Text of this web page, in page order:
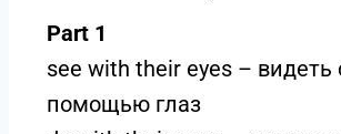
Part 1
see with their eyes – видеть
помощью глаз